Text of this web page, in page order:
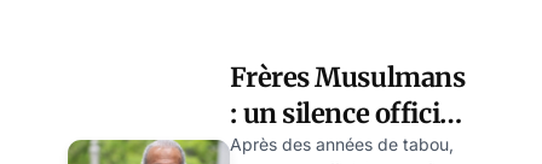
Frères Musulmans
: un silence officiel
étrange sur leur
Après des années de tabou,